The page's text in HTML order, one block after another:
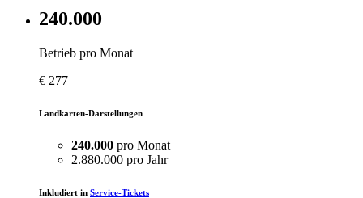
240.000
Betrieb pro Monat
€ 277
Landkarten-Darstellungen
240.000 pro Monat
2.880.000 pro Jahr
Inkludiert in Service-Tickets